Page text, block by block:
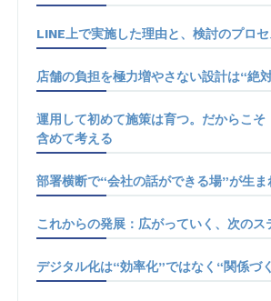
LINE上で実施した理由と、検討のプロセ
店舗の負担を極力増やさない設計は“絶
運用して初めて施策は育つ。だからこそ
含めて考える
部署横断で“会社の話ができる場”が生ま
これからの発展：広がっていく、次のス
デジタル化は“効率化”ではなく“関係づ